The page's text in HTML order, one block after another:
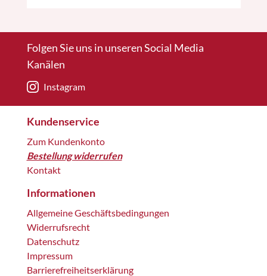
Folgen Sie uns in unseren Social Media
Kanälen
Instagram
Kundenservice
Zum Kundenkonto
Bestellung widerrufen
Kontakt
Informationen
Allgemeine Geschäftsbedingungen
Widerrufsrecht
Datenschutz
Impressum
Barrierefreiheitserklärung